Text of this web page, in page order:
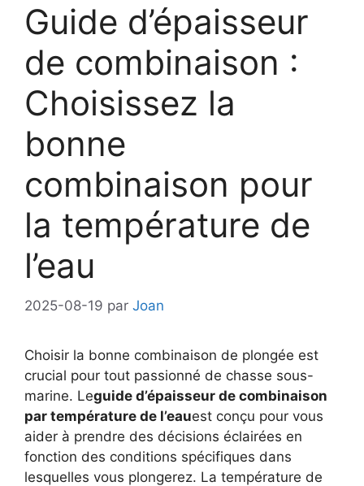
Guide d’épaisseur
de combinaison :
Choisissez la
bonne
combinaison pour
la température de
l’eau
2025-08-19 par Joan
Choisir la bonne combinaison de plongée est
crucial pour tout passionné de chasse sous-
marine. Leguide d’épaisseur de combinaison
par température de l’eauest conçu pour vous
aider à prendre des décisions éclairées en
fonction des conditions spécifiques dans
lesquelles vous plongerez. La température de